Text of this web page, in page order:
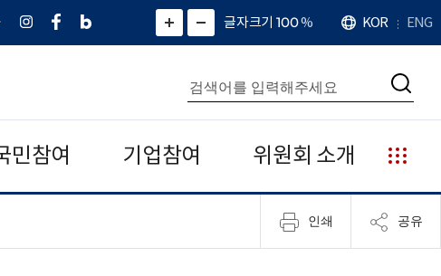
인
페
네
그
)
화
면
면
소
확
대
치
글자크기 100%
언
어
KOR ENG
통
합
검
색
검
민참여 기업참여 위원회 소개
누
리
집
안
인쇄 공유